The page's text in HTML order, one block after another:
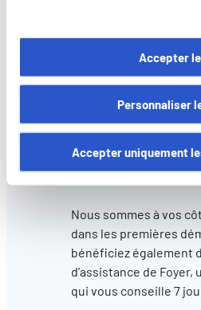
Vous avez la possibilité de
moment en cliquant sur le lien
Certains de ces cookies sont
fonctionnement du site. Notez
cookies utilisés ici, il se peut
parties de ce site Web ne
Améliorer votre expérience
vos fonctionnalités et en se
Mesurer l'audience en
comprenant comment vous
Proposer des offres et
Accepter
Personnaliser
Accepter uniquement
Immatriculation de
Assurez votre voiture
et nous vous aidons
administratives pour
Assistance en cas de
Nous sommes à vos
dans les premières
bénéficiez également
d’assistance de Foyer,
qui vous conseille 7